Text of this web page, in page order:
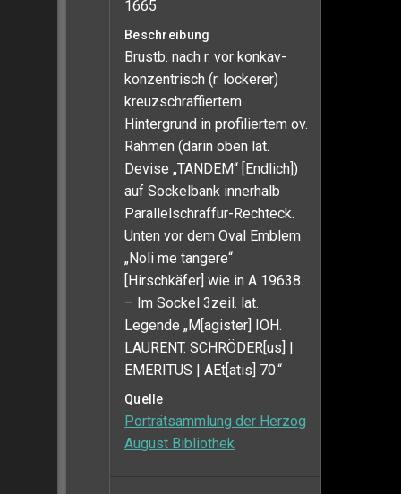
1665
Beschreibung
Brustb. nach r. vor konkav-
konzentrisch (r. lockerer)
kreuzschraffiertem
Hintergrund in profiliertem ov.
Rahmen (darin oben lat.
Devise „TANDEM“ [Endlich])
auf Sockelbank innerhalb
Parallelschraffur-Rechteck.
Unten vor dem Oval Emblem
„Noli me tangere“
[Hirschkäfer] wie in A 19638.
– Im Sockel 3zeil. lat.
Legende „M[agister] IOH.
LAURENT. SCHRÖDER[us] |
EMERITUS | AEt[atis] 70.“
Quelle
Porträtsammlung der Herzog
August Bibliothek